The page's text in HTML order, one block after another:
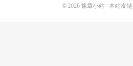
© 2026 豫章小站 本站友链